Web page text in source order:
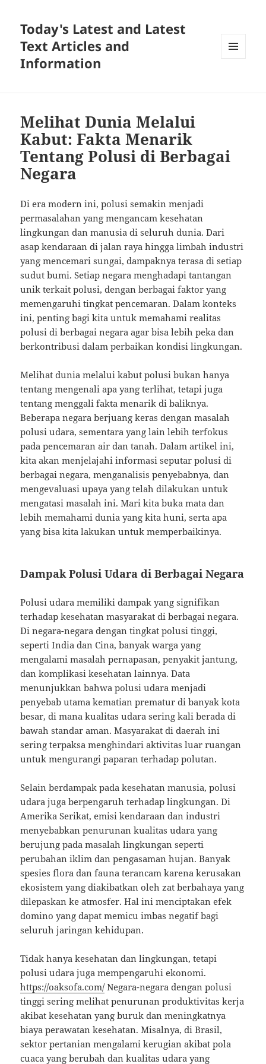
Today's Latest and Latest
Text Articles and
Information
Melihat Dunia Melalui
Kabut: Fakta Menarik
Tentang Polusi di Berbagai
Negara
Di era modern ini, polusi semakin menjadi
permasalahan yang mengancam kesehatan
lingkungan dan manusia di seluruh dunia. Dari
asap kendaraan di jalan raya hingga limbah industri
yang mencemari sungai, dampaknya terasa di setiap
sudut bumi. Setiap negara menghadapi tantangan
unik terkait polusi, dengan berbagai faktor yang
memengaruhi tingkat pencemaran. Dalam konteks
ini, penting bagi kita untuk memahami realitas
polusi di berbagai negara agar bisa lebih peka dan
berkontribusi dalam perbaikan kondisi lingkungan.
Melihat dunia melalui kabut polusi bukan hanya
tentang mengenali apa yang terlihat, tetapi juga
tentang menggali fakta menarik di baliknya.
Beberapa negara berjuang keras dengan masalah
polusi udara, sementara yang lain lebih terfokus
pada pencemaran air dan tanah. Dalam artikel ini,
kita akan menjelajahi informasi seputar polusi di
berbagai negara, menganalisis penyebabnya, dan
mengevaluasi upaya yang telah dilakukan untuk
mengatasi masalah ini. Mari kita buka mata dan
lebih memahami dunia yang kita huni, serta apa
yang bisa kita lakukan untuk memperbaikinya.
Dampak Polusi Udara di Berbagai Negara
Polusi udara memiliki dampak yang signifikan
terhadap kesehatan masyarakat di berbagai negara.
Di negara-negara dengan tingkat polusi tinggi,
seperti India dan Cina, banyak warga yang
mengalami masalah pernapasan, penyakit jantung,
dan komplikasi kesehatan lainnya. Data
menunjukkan bahwa polusi udara menjadi
penyebab utama kematian prematur di banyak kota
besar, di mana kualitas udara sering kali berada di
bawah standar aman. Masyarakat di daerah ini
sering terpaksa menghindari aktivitas luar ruangan
untuk mengurangi paparan terhadap polutan.
Selain berdampak pada kesehatan manusia, polusi
udara juga berpengaruh terhadap lingkungan. Di
Amerika Serikat, emisi kendaraan dan industri
menyebabkan penurunan kualitas udara yang
berujung pada masalah lingkungan seperti
perubahan iklim dan pengasaman hujan. Banyak
spesies flora dan fauna terancam karena kerusakan
ekosistem yang diakibatkan oleh zat berbahaya yang
dilepaskan ke atmosfer. Hal ini menciptakan efek
domino yang dapat memicu imbas negatif bagi
seluruh jaringan kehidupan.
Tidak hanya kesehatan dan lingkungan, tetapi
polusi udara juga mempengaruhi ekonomi.
https://oaksofa.com/Negara-negara dengan polusi
tinggi sering melihat penurunan produktivitas kerja
akibat kesehatan yang buruk dan meningkatnya
biaya perawatan kesehatan. Misalnya, di Brasil,
sektor pertanian mengalami kerugian akibat pola
cuaca yang berubah dan kualitas udara yang